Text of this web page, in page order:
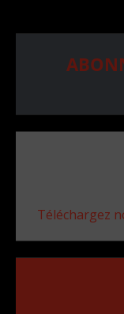
Téléchargez